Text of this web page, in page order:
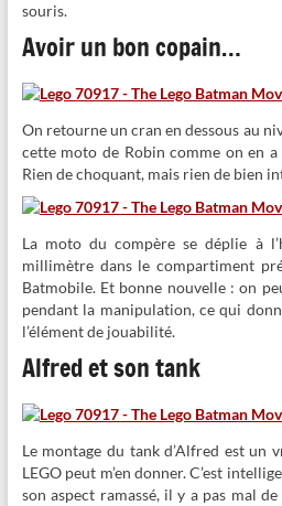
souris.
Avoir un bon copain…
On retourne un cran en dessous au
cette moto de Robin comme on en
Rien de choquant, mais rien de bien
La moto du compère se déplie à
millimètre dans le compartiment
Batmobile. Et bonne nouvelle : on
pendant la manipulation, ce qui
l’élément de jouabilité.
Alfred et son tank
Le montage du tank d’Alfred est un
LEGO peut m’en donner. C’est
son aspect ramassé, il y a pas mal